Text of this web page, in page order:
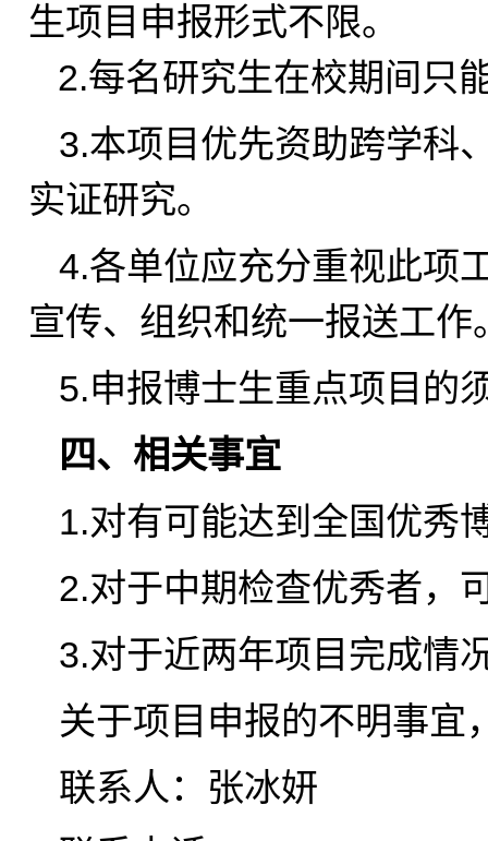
生项目申报形式不限。
2.每名研究生在校期间只
3.本项目优先资助跨学科
实证研究。
4.各单位应充分重视此项
宣传、组织和统一报送工作
5.申报博士生重点项目的
四、相关事宜
1.对有可能达到全国优秀
2.对于中期检查优秀者，
3.对于近两年项目完成情
关于项目申报的不明事宜
联系人：张冰妍